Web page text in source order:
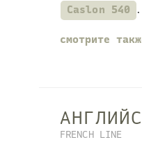
Caslon 540 .
смотрите
FRENCH LINE